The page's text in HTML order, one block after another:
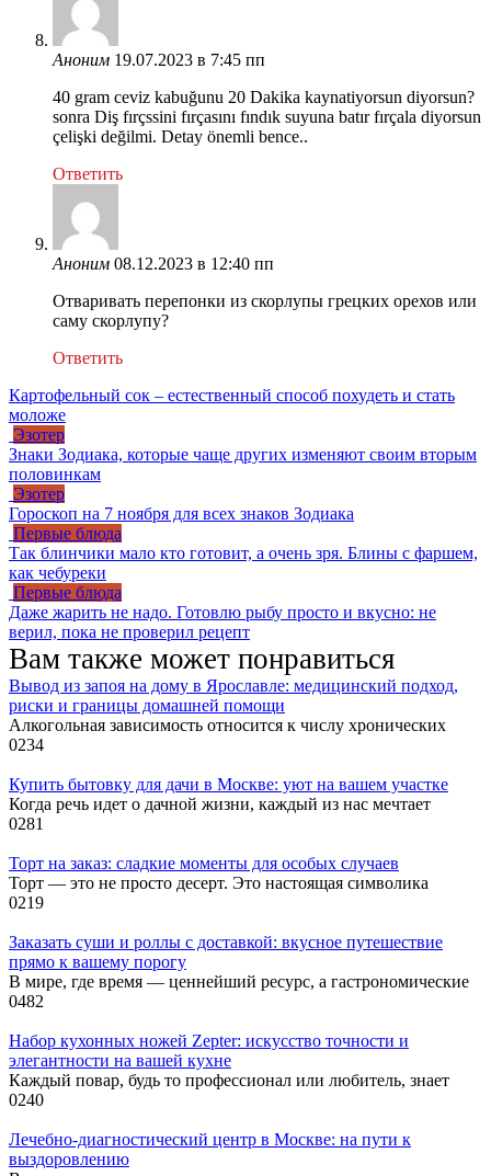
Аноним 19.07.2023 в 7:45 пп
40 gram ceviz kabuğunu 20 Dakika kaynatiyorsun diyorsun?
sonra Diş fırçssini fırçasını fındık suyuna batır fırçala diyorsun
çelişki değilmi. Detay önemli bence..
Ответить
Аноним 08.12.2023 в 12:40 пп
Отваривать перепонки из скорлупы грецких орехов или
саму скорлупу?
Ответить
Картофельный сок – естественный способ похудеть и стать
моложе
Эзотер
Знаки Зодиака, которые чаще других изменяют своим вторым
половинкам
Эзотер
Гороскоп на 7 ноября для всех знаков Зодиака
Первые блюда
Так блинчики мало кто готовит, а очень зря. Блины с фаршем,
как чебуреки
Первые блюда
Даже жарить не надо. Готовлю рыбу просто и вкусно: не
верил, пока не проверил рецепт
Вам также может понравиться
Вывод из запоя на дому в Ярославле: медицинский подход,
риски и границы домашней помощи
Алкогольная зависимость относится к числу хронических
0234
Купить бытовку для дачи в Москве: уют на вашем участке
Когда речь идет о дачной жизни, каждый из нас мечтает
0281
Торт на заказ: сладкие моменты для особых случаев
Торт — это не просто десерт. Это настоящая символика
0219
Заказать суши и роллы с доставкой: вкусное путешествие
прямо к вашему порогу
В мире, где время — ценнейший ресурс, а гастрономические
0482
Набор кухонных ножей Zepter: искусство точности и
элегантности на вашей кухне
Каждый повар, будь то профессионал или любитель, знает
0240
Лечебно-диагностический центр в Москве: на пути к
выздоровлению